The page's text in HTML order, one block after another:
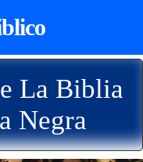
La Biblia
Negra